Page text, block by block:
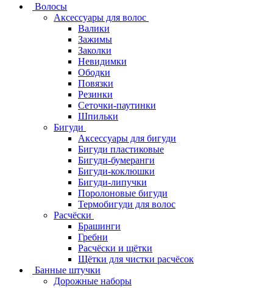
Волосы
Аксессуары для волос
Валики
Зажимы
Заколки
Невидимки
Ободки
Повязки
Резинки
Сеточки-паутинки
Шпильки
Бигуди
Аксессуары для бигуди
Бигуди пластиковые
Бигуди-бумеранги
Бигуди-коклюшки
Бигуди-липучки
Поролоновые бигуди
Термобигуди для волос
Расчёски
Брашинги
Гребни
Расчёски и щётки
Щётки для чистки расчёсок
Банные штучки
Дорожные наборы